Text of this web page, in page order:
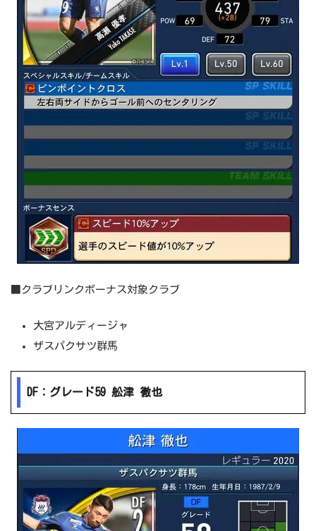
■クラブリンクボーナス対象クラブ
大宮アルディージャ
ザスパクサツ群馬
DF：グレード59 舩津 徹也